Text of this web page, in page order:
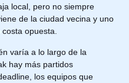
local, pero no siempre
de la ciudad vecina y uno
opuesta.
varía a lo largo de la
hay más partidos
los equipos que